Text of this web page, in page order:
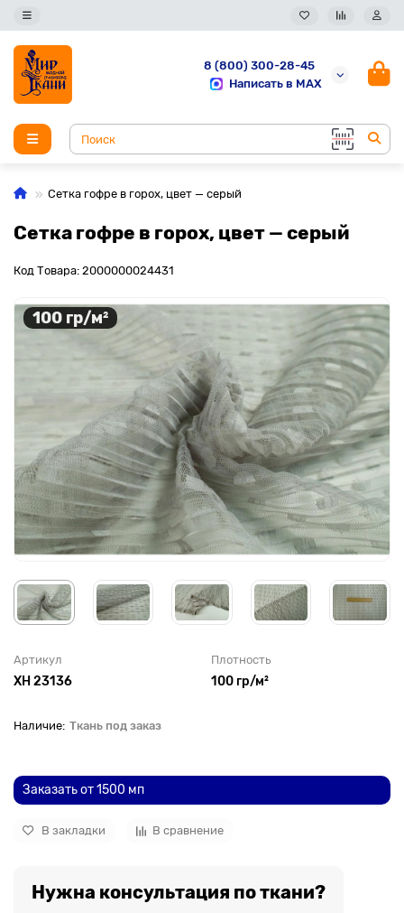
8 (800) 300-28-45
Написать в MAX
Сетка гофре в горох, цвет — серый
Сетка гофре в горох, цвет — серый
Код Товара: 2000000024431
100 гр/м²
Артикул
XH 23136
Плотность
100 гр/м²
Ткань под заказ
Заказать от 1500 мп
В закладки В сравнение
Нужна консультация по ткани?